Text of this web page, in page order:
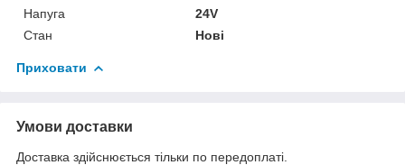
Напуга
24V
Стан
Нові
Приховати
Умови доставки
Доставка здійснюється тільки по передоплаті.